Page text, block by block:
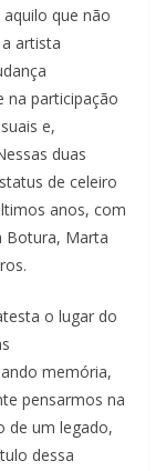
que não
artista
na participação
e,
duas
de celeiro
anos, com
Botura, Marta
o lugar do
memória,
pensarmos na
de um legado,
dessa